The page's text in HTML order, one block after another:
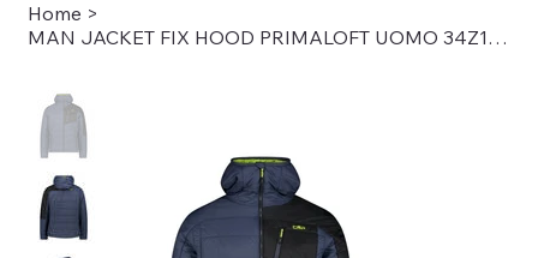
Home >
MAN JACKET FIX HOOD PRIMALOFT UOMO 34Z1917